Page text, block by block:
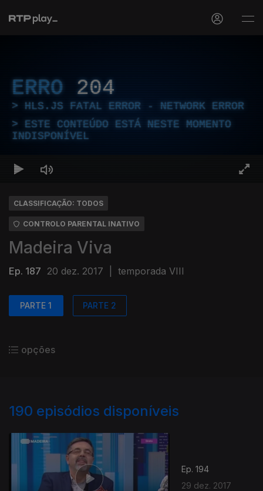
ERRO 204
HLS.JS FATAL ERROR - NETWORK ERROR
ESTE CONTEÚDO ESTÁ NESTE MOMENTO
INDISPONÍVEL
CLASSIFICAÇÃO: TODOS
CONTROLO PARENTAL INATIVO
Madeira Viva
Ep. 187 20 dez. 2017 temporada VIII
PARTE 1 PARTE 2
opções
190 episódios disponíveis
Ep. 194
29 dez. 2017